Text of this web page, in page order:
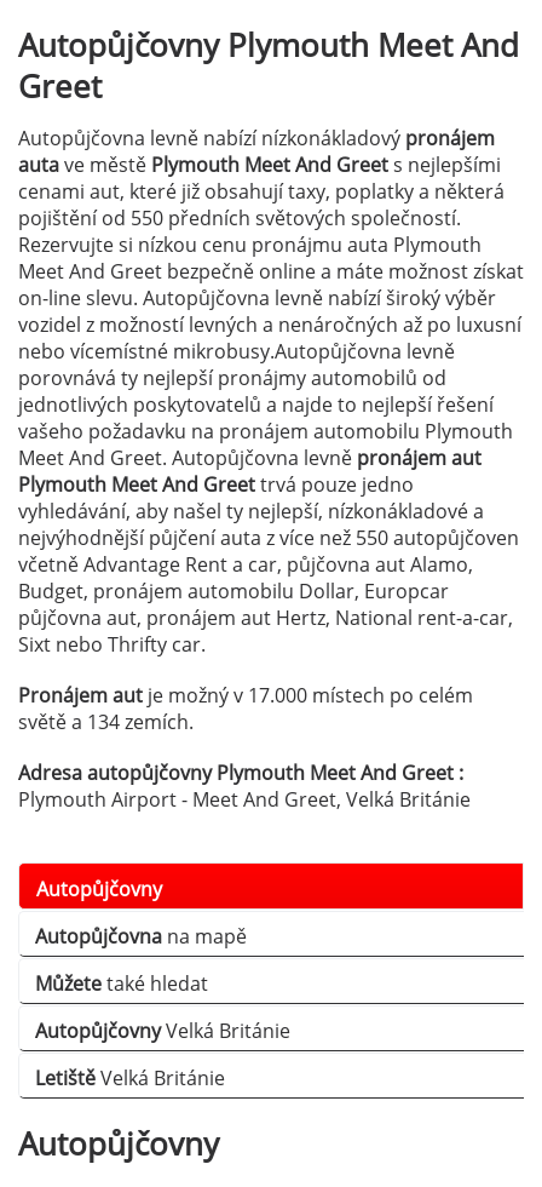
AutopůjčovnyPlymouth Meet And
Greet
Autopůjčovna levně nabízí nízkonákladový pronájem
autave městě Plymouth Meet And Greets nejlepšími
cenami aut, které již obsahují taxy, poplatky a některá
pojištění od 550 předních světových společností.
Rezervujte si nízkou cenu pronájmu auta Plymouth
Meet And Greet bezpečně online a máte možnost získat
on-line slevu. Autopůjčovna levně nabízí široký výběr
vozidel z možností levných a nenáročných až po luxusní
nebo vícemístné mikrobusy.Autopůjčovna levně
porovnává ty nejlepší pronájmy automobilů od
jednotlivých poskytovatelů a najde to nejlepší řešení
vašeho požadavku na pronájem automobilu Plymouth
Meet And Greet. Autopůjčovna levně pronájem aut
Plymouth Meet And Greettrvá pouze jedno
vyhledávání, aby našel ty nejlepší, nízkonákladové a
nejvýhodnější půjčení auta z více než 550 autopůjčoven
včetně Advantage Rent a car, půjčovna aut Alamo,
Budget, pronájem automobilu Dollar, Europcar
půjčovna aut, pronájem aut Hertz, National rent-a-car,
Sixt nebo Thrifty car.
Pronájem aut je možný v 17.000 místech po celém
světě a 134 zemích.
Adresa autopůjčovny Plymouth Meet And Greet :
Plymouth Airport - Meet And Greet, Velká Británie
Autopůjčovny
Autopůjčovna na mapě
Můžetetaké hledat
AutopůjčovnyVelká Británie
LetištěVelká Británie
Autopůjčovny